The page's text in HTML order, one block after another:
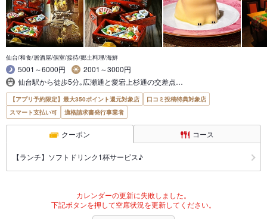
仙台/和食/居酒屋/個室/接待/郷土料理/海鮮
5001～6000円
2001～3000円
仙台駅から徒歩5分｡広瀬通と愛宕上杉通の交差点…
【アプリ予約限定】最大350ポイント還元対象店
口コミ投稿特典対象店
スマート支払い可
適格請求書発行事業者
クーポン コース
【ランチ】ソフトドリンク1杯サービス♪
カレンダーの更新に失敗しました。
下記ボタンを押して空席状況を更新してください。